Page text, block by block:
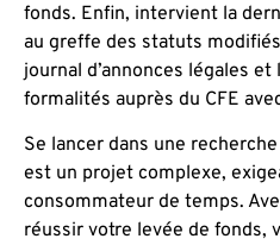
fonds. Enfin, intervient la
au greffe des statuts
journal d’annonces légales
formalités auprès du CFE
Se lancer dans une
est un projet complexe,
consommateur de temps.
réussir votre levée de fonds,